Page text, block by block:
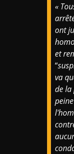
«
ont
et
“
va
de la